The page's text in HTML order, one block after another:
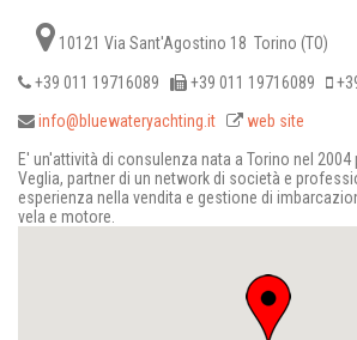
10121 Via Sant'Agostino 18 Torino (TO)
+39 011 19716089 +39 011 19716089
info@bluewateryachting.it
web site
E' un'attività di consulenza nata a Torino nel 2004
Veglia, partner di un network di società e
esperienza nella vendita e gestione di
vela e motore.